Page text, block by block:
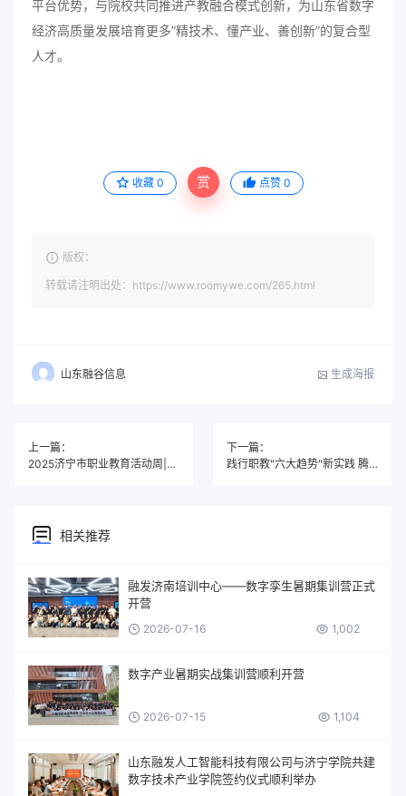
平台优势，与院校共同推进产教融合模式创新，为山东省数字
经济高质量发展培育更多”精技术、懂产业、善创新”的复合型
人才。
收藏 0 赏 点赞 0
版权：
转载请注明出处：https://www.roomywe.com/265.html
山东融谷信息 生成海报
上一篇：
2025济宁市职业教育活动周|山东融发数字运营有限公司精彩亮相
下一篇：
践行职教"六大趋势"新实践 腾讯云—融发数字经济人才培养示范基地"双园驱动"打造产教融合数字高地
相关推荐
融发济南培训中心——数字孪生暑期集训营正式
开营
2026-07-16 1,002
数字产业暑期实战集训营顺利开营
2026-07-15 1,104
山东融发人工智能科技有限公司与济宁学院共建
数字技术产业学院签约仪式顺利举办